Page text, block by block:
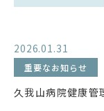
2026.01.31
重要なお知らせ
久我山病院健康管